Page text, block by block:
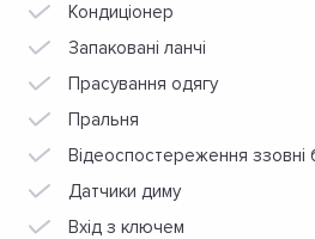
Кондиціонер
Запаковані ланчі
Прасування одягу
Пральня
Відеоспостереження ззовні
Датчики диму
Вхід з ключем